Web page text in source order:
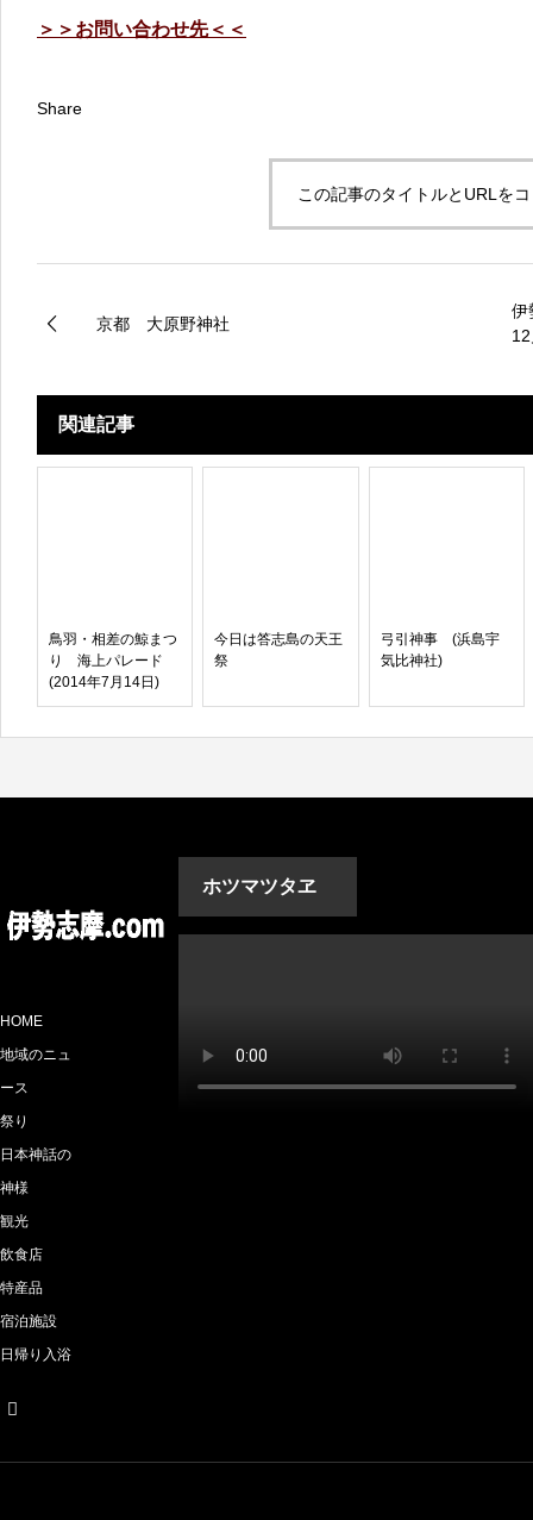
＞＞お問い合わせ先＜＜
Share
この記事のタイトルとURLを
京都 大原野神社
伊
関連記事
鳥羽・相差の鯨まつ
り 海上パレード
(2014年7月14日)
今日は答志島の天王
祭
弓引神事 (浜島宇
気比神社)
ホツマツタヱ
HOME
地域のニュ
ース
祭り
日本神話の
神様
観光
飲食店
特産品
宿泊施設
日帰り入浴